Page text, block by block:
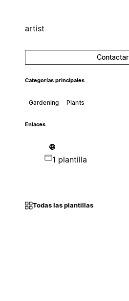
artist
Contactar
Categorías principales
Gardening Plants
Enlaces
1 plantilla
Todas las plantillas